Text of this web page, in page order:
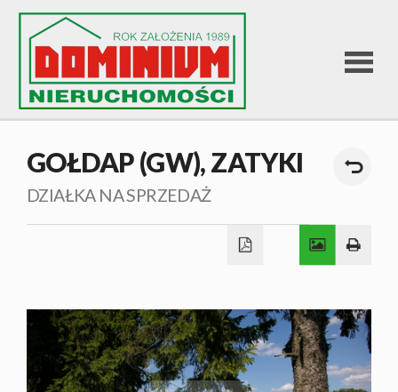
STRONA
OFERTA
OFERTA
GOŁDAP (GW),ZATYKI
DZIAŁKA NA SPRZEDAŻ